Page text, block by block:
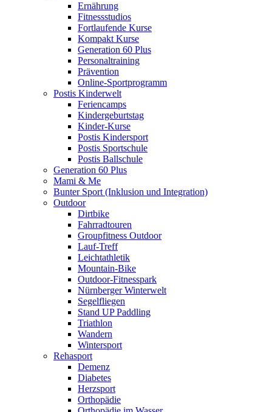
Ernährung
Fitnessstudios
Fortlaufende Kurse
Kompakt Kurse
Generation 60 Plus
Personaltraining
Prävention
Online-Sportprogramm
Postis Kinderwelt
Feriencamps
Kindergeburtstag
Kinder-Kurse
Postis Kindersport
Postis Sportschule
Postis Ballschule
Generation 60 Plus
Mami & Me
Bunter Sport (Inklusion und Integration)
Outdoor
Dirtbike
Fahrradtouren
Groupfitness Outdoor
Lauf-Treff
Leichtathletik
Mountain-Bike
Outdoor-Fitnesspark
Nürnberger Winterwelt
Segelfliegen
Stand UP Paddling
Triathlon
Wandern
Wintersport
Rehasport
Demenz
Diabetes
Herzsport
Orthopädie